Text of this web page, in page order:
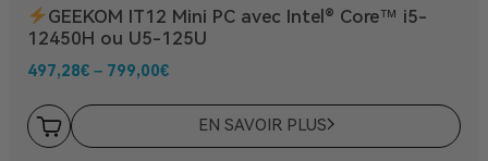
GEEKOM IT12 Mini PC avec Intel® Core™ i5-
12450H ou U5-125U
497,28€ – 799,00€
EN SAVOIR PLUS